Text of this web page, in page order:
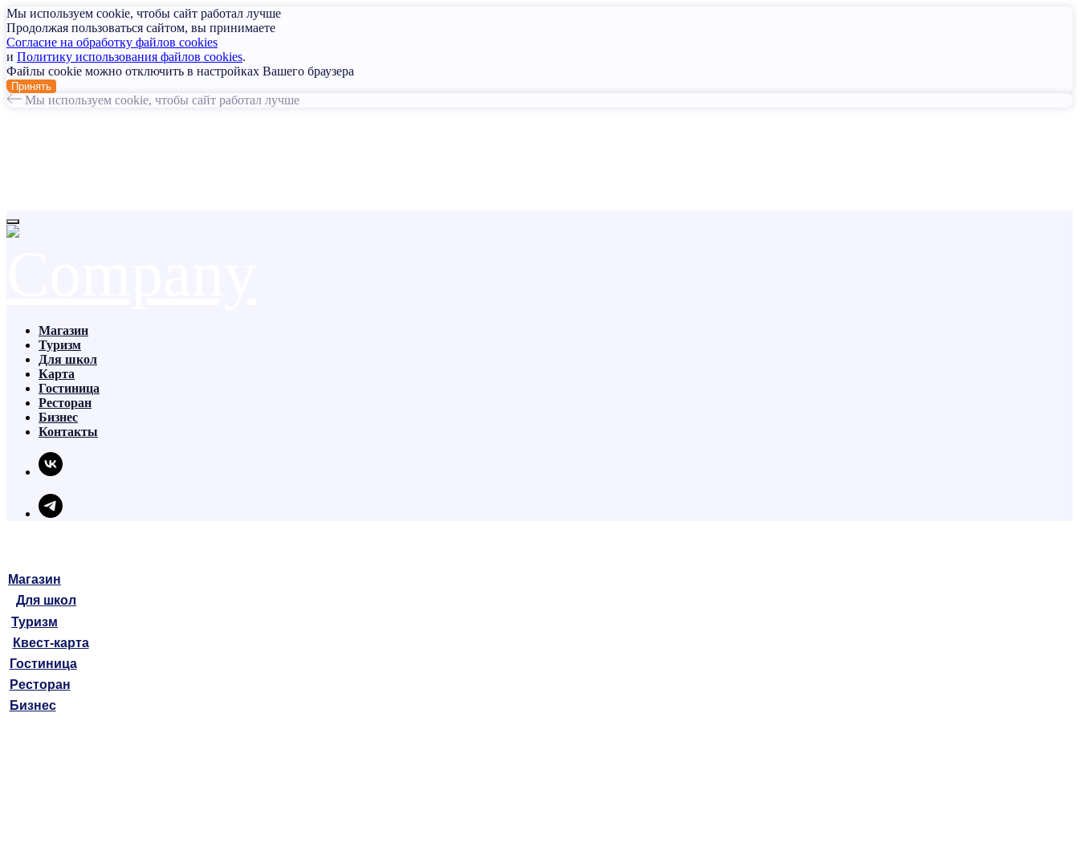
Мы используем cookie, чтобы сайт работал лучше
Продолжая пользоваться сайтом, вы принимаете
Согласие на обработку файлов cookies
и Политику использования файлов cookies.
Файлы cookie можно отключить в настройках Вашего браузера
Принять
Мы используем cookie, чтобы сайт работал лучше
Магазин
Для школ
Туризм
Квест-карта
Гостиница
Ресторан
Бизнес
Магазин
Туризм
Для школ
Карта
Гостиница
Ресторан
Бизнес
Контакты